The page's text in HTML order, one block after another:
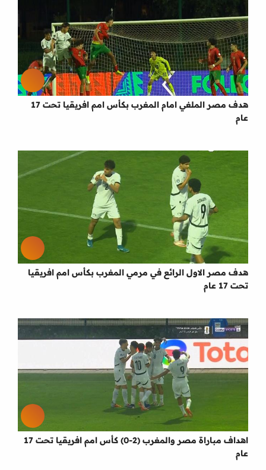
هدف مصر الملغي امام المغرب بكأس امم افريقيا تحت 17
عام
هدف مصر الاول الرائع في مرمي المغرب بكأس امم افريقيا
تحت 17 عام
اهداف مباراة مصر والمغرب (2-0) كأس امم افريقيا تحت 17
عام